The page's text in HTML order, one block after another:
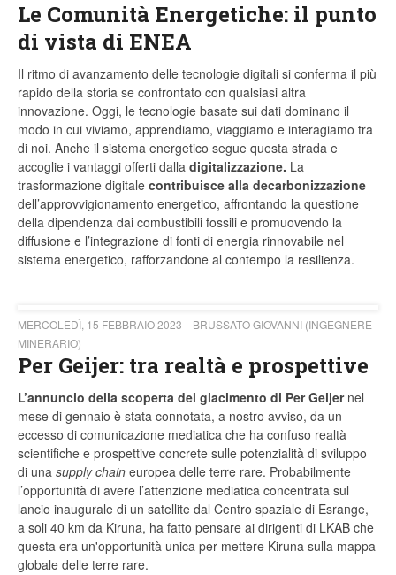
Le Comunità Energetiche: il punto
di vista di ENEA
Il ritmo di avanzamento delle tecnologie digitali si conferma il più
rapido della storia se confrontato con qualsiasi altra
innovazione. Oggi, le tecnologie basate sui dati dominano il
modo in cui viviamo, apprendiamo, viaggiamo e interagiamo tra
di noi. Anche il sistema energetico segue questa strada e
accoglie i vantaggi offerti dalla digitalizzazione. La
trasformazione digitale contribuisce alla decarbonizzazione
dell’approvvigionamento energetico, affrontando la questione
della dipendenza dai combustibili fossili e promuovendo la
diffusione e l’integrazione di fonti di energia rinnovabile nel
sistema energetico, rafforzandone al contempo la resilienza.
MERCOLEDÌ, 15 FEBBRAIO 2023
BRUSSATO GIOVANNI (INGEGNERE
MINERARIO)
Per Geijer: tra realtà e prospettive
L’annuncio della scoperta del giacimento di Per Geijernel
mese di gennaio è stata connotata, a nostro avviso, da un
eccesso di comunicazione mediatica che ha confuso realtà
scientifiche e prospettive concrete sulle potenzialità di sviluppo
di una supply chain europea delle terre rare. Probabilmente
l’opportunità di avere l’attenzione mediatica concentrata sul
lancio inaugurale di un satellite dal Centro spaziale di Esrange,
a soli 40 km da Kiruna, ha fatto pensare ai dirigenti di LKAB che
questa era un'opportunità unica per mettere Kiruna sulla mappa
globale delle terre rare.